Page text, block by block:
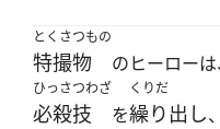
とくさつもの
特撮物 のヒーローは
ひっさつわざ
必殺技 を
くりだ
繰り出し、